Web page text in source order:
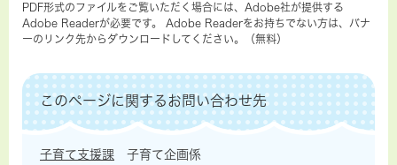
PDF形式のファイルをご覧いただく場合には、Adobe社が提供する
Adobe Readerが必要です。
Adobe Readerをお持ちでない方は、バナ
ーのリンク先からダウンロードしてください。（無料）
このページに関するお問い合わせ先
子育て支援課
子育て企画係